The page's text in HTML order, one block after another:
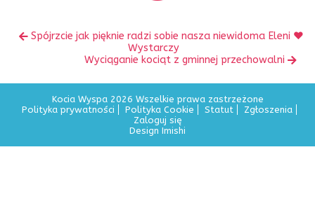
innePoprzedni
Spójrzcie jak pięknie radzi sobie nasza niewidoma Eleni ♥️
Wystarczy
Następny
Wyciąganie kociąt z gminnej przechowalni
Kocia Wyspa 2026 Wszelkie prawa zastrzeżone
Polityka prywatności
Polityka Cookie Statut
Zgłoszenia
Zaloguj się
Design Imishi